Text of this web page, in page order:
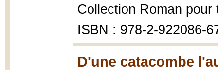
Collection Roman
ISBN : 978-2-922086-
D'une catacombe